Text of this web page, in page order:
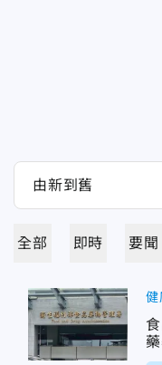
全部 即時 要聞
健